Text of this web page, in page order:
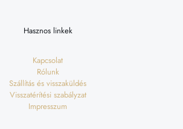
Hasznos linkek
Kapcsolat
Rólunk
Szállítás és visszaküldés
Visszatérítési szabályzat
Impresszum